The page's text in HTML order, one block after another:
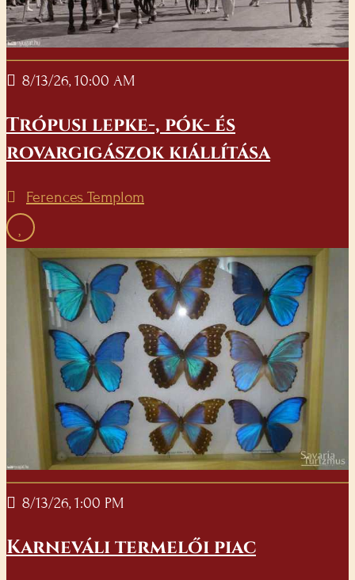
8/13/26, 10:00 AM
Trópusi lepke-, pók- és
rovargigászok kiállítása
Ferences Templom
8/13/26, 1:00 PM
Karneváli termelői piac